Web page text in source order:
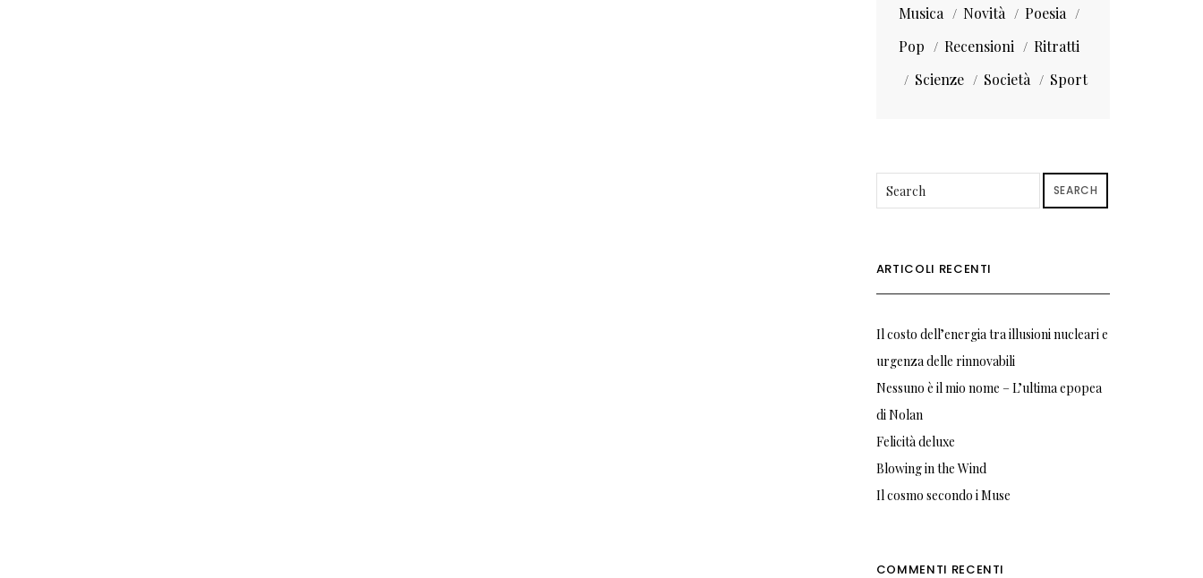
Musica
Novità
Poesia
Pop
Recensioni
Ritratti
Scienze
Società Sport
SEARCH
ARTICOLI RECENTI
Il costo dell’energia tra illusioni nucleari e
urgenza delle rinnovabili
Nessuno è il mio nome – L’ultima epopea
di Nolan
Felicità deluxe
Blowing in the Wind
Il cosmo secondo i Muse
COMMENTI RECENTI